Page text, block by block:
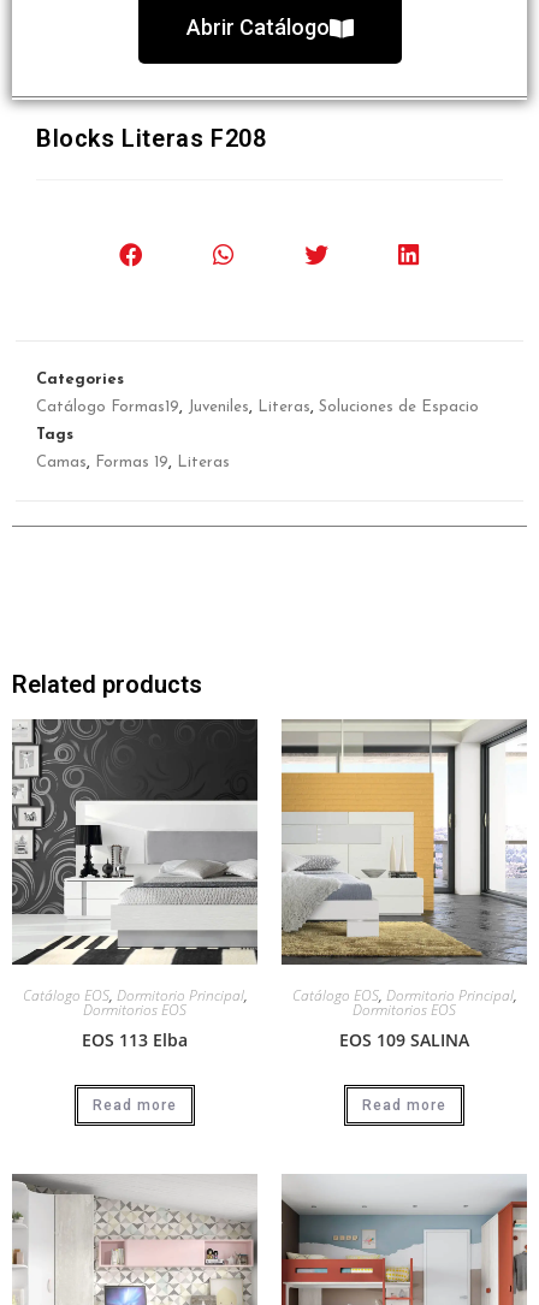
Abrir Catálogo
Blocks Literas F208
Categories
Catálogo Formas19
Juveniles Literas
Soluciones de Espacio
Tags
Camas
Formas 19 Literas
Related products
Catálogo EOS, Dormitorio Principal,
Dormitorios EOS
EOS 113 Elba
Read more
Catálogo EOS, Dormitorio Principal,
Dormitorios EOS
EOS 109 SALINA
Read more